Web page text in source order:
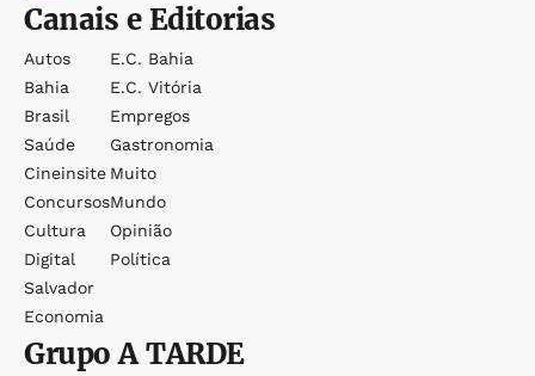
Canais e Editorias
Autos
Bahia
Brasil
Saúde
Cineinsite
Concursos
Cultura
Digital
Salvador
Economia
E.c. Bahia
E.c. Vitória
Empregos
Gastronomia
Muito
Mundo
Opinião
Política
GrupoA TARDE